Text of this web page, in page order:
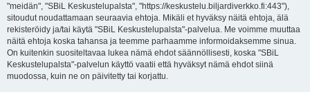
"meidän", "SBiL Keskustelupalsta", "https://keskustelu.biljardiverkko.fi:443"),
sitoudut noudattamaan seuraavia ehtoja. Mikäli et hyväksy näitä ehtoja, älä
rekisteröidy ja/tai käytä "SBiL Keskustelupalsta"-palvelua. Me voimme muuttaa
näitä ehtoja koska tahansa ja teemme parhaamme informoidaksemme sinua.
On kuitenkin suositeltavaa lukea nämä ehdot säännöllisesti, koska "SBiL
Keskustelupalsta"-palvelun käyttö vaatii että hyväksyt nämä ehdot siinä
muodossa, kuin ne on päivitetty tai korjattu.